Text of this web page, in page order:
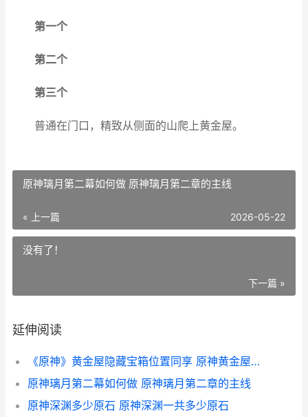
第一个
第二个
第三个
普通在门口，精致从侧面的山爬上黄金屋。
原神璃月第二幕如何做 原神璃月第二章的主线
« 上一篇 2026-05-22
没有了！
下一篇 »
延伸阅读
《原神》黄金屋隐藏宝箱位置同享 原神黄金屋在什么地方
原神璃月第二幕如何做 原神璃月第二章的主线
原神深渊多少原石 原神深渊一共多少原石